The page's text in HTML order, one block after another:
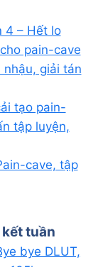
4 – Hết lo
pain-cave
giải tán
tạo pain-
tập luyện,
cave, tập
tuần
bye DLUT,